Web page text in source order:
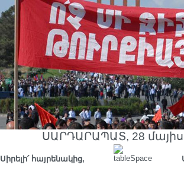
ՍԱՐԴԱՐԱՊԱՏ, 28
Սիրելի՛ հայրենակից,